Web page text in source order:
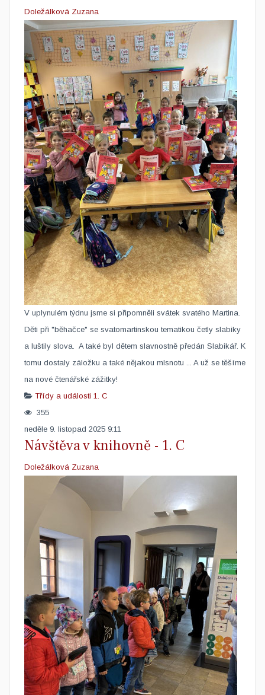
Doležálková Zuzana
V uplynulém týdnu jsme si připomněli svátek svatého Martina.
Děti při "běhačce" se svatomartinskou tematikou četly slabiky
a luštily slova. A také byl dětem slavnostně předán Slabikář. K
tomu dostaly záložku a také nějakou mlsnotu ... A už se těšíme
na nové čtenářské zážitky!​
Třídy a události 1. C
355
neděle 9. listopad 2025 9:11
Návštěva v knihovně - 1. C
Doležálková Zuzana